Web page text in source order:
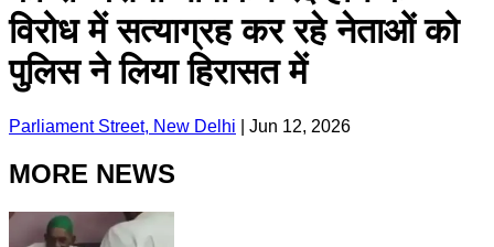
विरोध में सत्याग्रह कर रहे नेताओं को
पुलिस ने लिया हिरासत में
Parliament Street, New Delhi Jun 12, 2026
MORE NEWS